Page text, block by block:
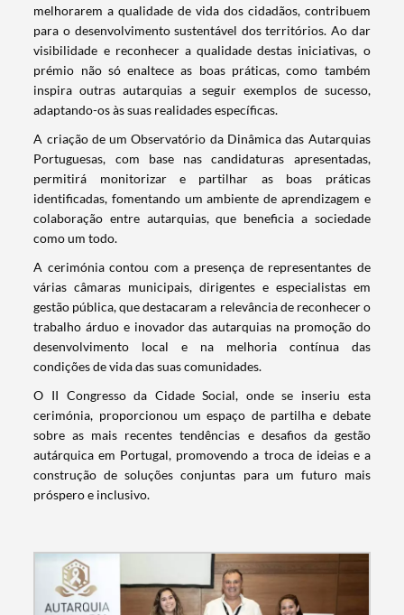
Termo de Pesquisa
Categorias gerais
melhorarem a qualidade de vida dos cidadãos, contribuem
para o desenvolvimento sustentável dos territórios. Ao dar
visibilidade e reconhecer a qualidade destas iniciativas, o
prémio não só enaltece as boas práticas, como também
inspira outras autarquias a seguir exemplos de sucesso,
adaptando-os às suas realidades específicas.
A criação de um Observatório da Dinâmica das Autarquias
Portuguesas, com base nas candidaturas apresentadas,
permitirá monitorizar e partilhar as boas práticas
identificadas, fomentando um ambiente de aprendizagem e
colaboração entre autarquias, que beneficia a sociedade
como um todo.
A cerimónia contou com a presença de representantes de
várias câmaras municipais, dirigentes e especialistas em
gestão pública, que destacaram a relevância de reconhecer o
trabalho árduo e inovador das autarquias na promoção do
desenvolvimento local e na melhoria contínua das
condições de vida das suas comunidades.
O II Congresso da Cidade Social, onde se inseriu esta
cerimónia, proporcionou um espaço de partilha e debate
sobre as mais recentes tendências e desafios da gestão
autárquica em Portugal, promovendo a troca de ideias e a
construção de soluções conjuntas para um futuro mais
próspero e inclusivo.